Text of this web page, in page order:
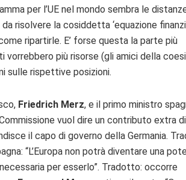
per l’UE nel mondo sembra le
risolvere la cosiddetta ‘equazione
ripartirle. E’ forse questa la parte più
vorrebbero più risorse (gli amici della
sulle rispettive posizioni.
Friedrich Merz, e il primo ministro
vuol dire un contributo extra
il capo di governo della Germania.
“L’Europa non potrà diventare una
per esserlo”. Tradotto: occorre